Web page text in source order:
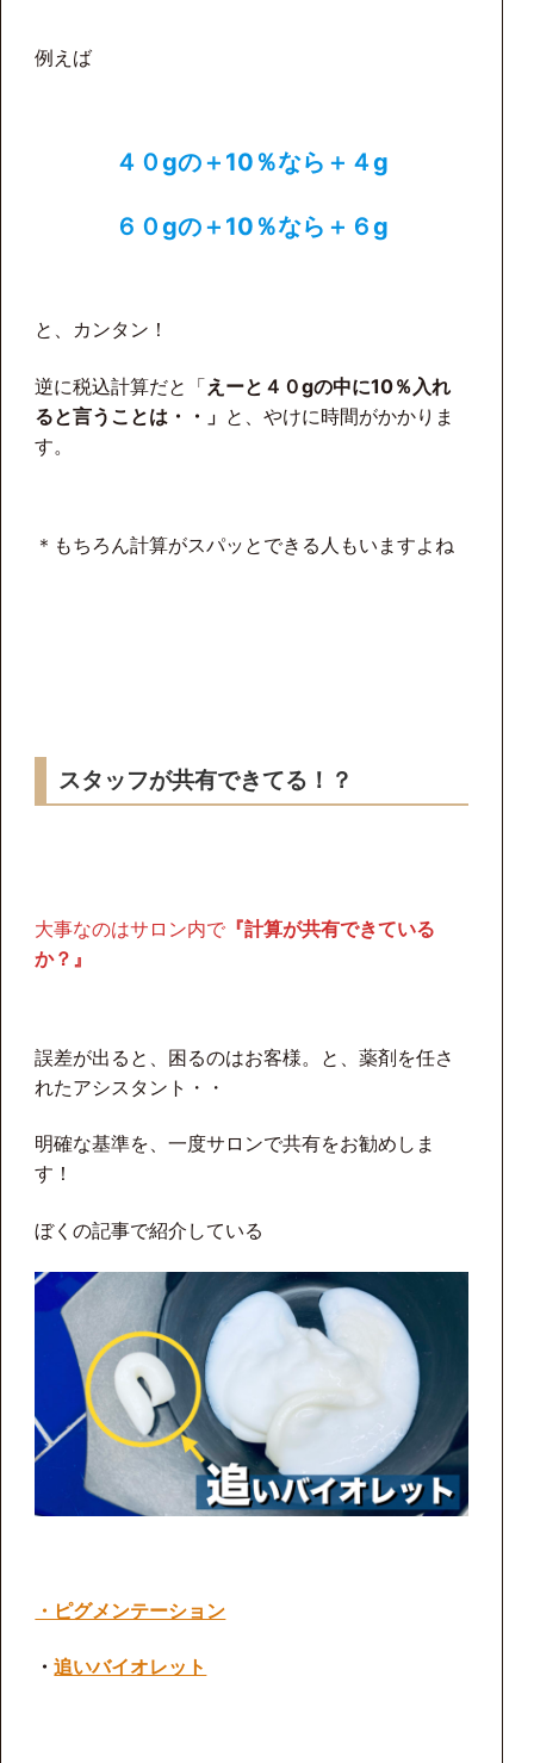
例えば
４０gの＋10％なら＋４g
６０gの＋10％なら＋６g
と、カンタン！
逆に税込計算だと「えーと４０gの中に10％入れ
ると言うことは・・」 と、やけに時間がかかりま
す。
＊もちろん計算がスパッとできる人もいますよね
スタッフが共有できてる！？
大事なのはサロン内で 『計算が共有できている
か？』
誤差が出ると、困るのはお客様。と、薬剤を任さ
れたアシスタント・・
明確な基準を、一度サロンで共有をお勧めしま
す！
ぼくの記事で紹介している
・ピグメンテーション
・追いバイオレット